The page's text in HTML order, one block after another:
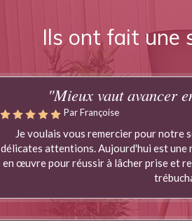
Ils ont fait une
"Mieux vaut avancer
Par Françoise
Je voulais vous remercier pour notre
délicates attentions. Aujourd'hui est une
en œuvre pour réussir à lâcher prise et